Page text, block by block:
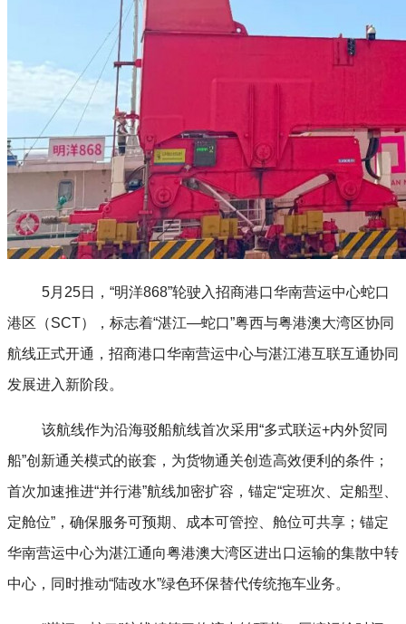
5月25日，“明洋868”轮驶入招商港口华南营运中心蛇口
港区（SCT），标志着“湛江—蛇口”粤西与粤港澳大湾区协同
航线正式开通，招商港口华南营运中心与湛江港互联互通协同
发展进入新阶段。
该航线作为沿海驳船航线首次采用“多式联运+内外贸同
船”创新通关模式的嵌套，为货物通关创造高效便利的条件；
首次加速推进“并行港”航线加密扩容，锚定“定班次、定船型、
定舱位”，确保服务可预期、成本可管控、舱位可共享；锚定
华南营运中心为湛江通向粤港澳大湾区进出口运输的集散中转
中心，同时推动“陆改水”绿色环保替代传统拖车业务。